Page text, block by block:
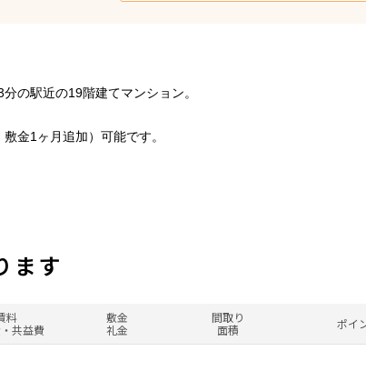
の駅近の19階建てマンション。
金1ヶ月追加）可能です。
ます
料
共益費
敷金
礼金
間取り
面積
ポイ